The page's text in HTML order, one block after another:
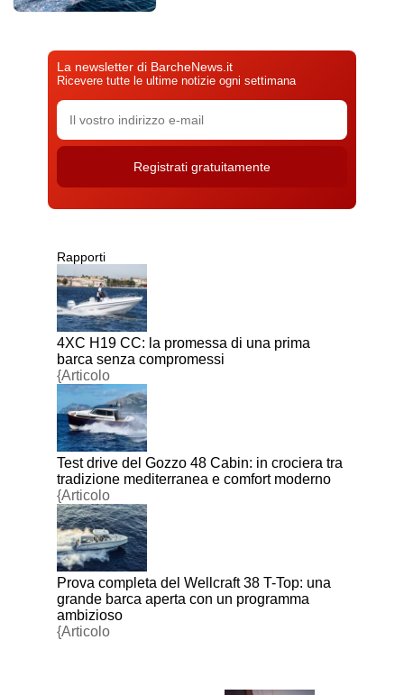
La newsletter di BarcheNews.it
Ricevere tutte le ultime notizie ogni settimana
Rapporti
4XC H19 CC: la promessa di una prima
barca senza compromessi
{Articolo
Test drive del Gozzo 48 Cabin: in crociera tra
tradizione mediterranea e comfort moderno
{Articolo
Prova completa del Wellcraft 38 T-Top: una
grande barca aperta con un programma
ambizioso
{Articolo